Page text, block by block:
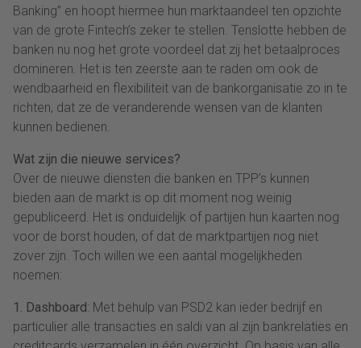
Banking” en hoopt hiermee hun marktaandeel ten opzichte
van de grote Fintech’s zeker te stellen. Tenslotte hebben de
banken nu nog het grote voordeel dat zij het betaalproces
domineren. Het is ten zeerste aan te raden om ook de
wendbaarheid en flexibiliteit van de bankorganisatie zo in te
richten, dat ze de veranderende wensen van de klanten
kunnen bedienen.
Wat zijn die nieuwe services?
Over de nieuwe diensten die banken en TPP’s kunnen
bieden aan de markt is op dit moment nog weinig
gepubliceerd. Het is onduidelijk of partijen hun kaarten nog
voor de borst houden, of dat de marktpartijen nog niet
zover zijn. Toch willen we een aantal mogelijkheden
noemen:
1. Dashboard: Met behulp van PSD2 kan ieder bedrijf en
particulier alle transacties en saldi van al zijn bankrelaties en